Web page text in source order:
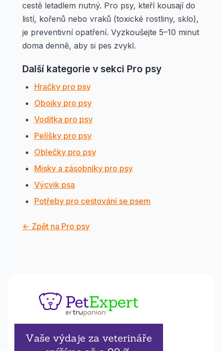
cestě letadlem nutný. Pro psy, kteří kousají do
listí, kořenů nebo vraků (toxické rostliny, sklo),
je preventivní opatření. Vyzkoušejte 5–10 minut
doma denně, aby si pes zvykl.
Další kategorie v sekci Pro psy
Hračky pro psy
Obojky pro psy
Vodítka pro psy
Pelíšky pro psy
Oblečky pro psy
Misky a zásobníky pro psy
Výcvik psa
Potřeby pro cestování se psem
← Zpět na Pro psy